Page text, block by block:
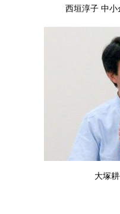
西垣淳子 中
大塚